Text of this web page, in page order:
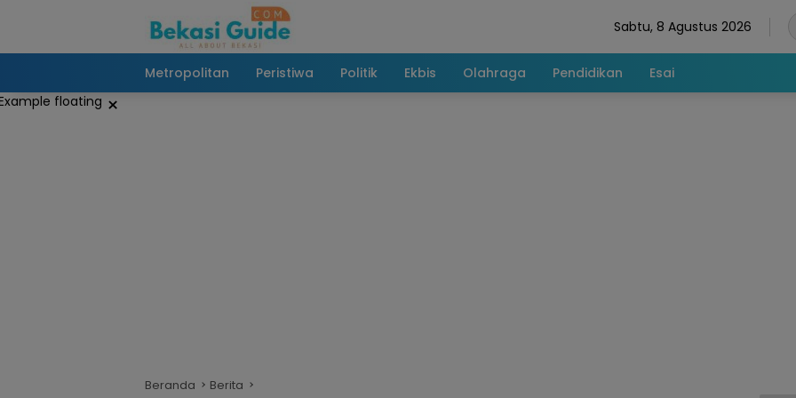
Sabtu, 8 Agustus 2026
Metropolitan Peristiwa Politik Ekbis Olahraga Pendidikan Esai
×
Beranda Berita